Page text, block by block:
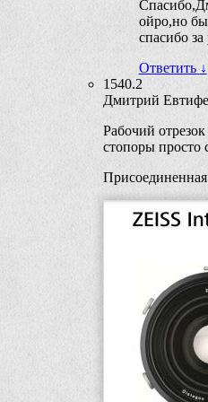
ойро,но
спасибо
Ответить ↓
1540.2
Дмитрий
Рабочий
стопоры просто